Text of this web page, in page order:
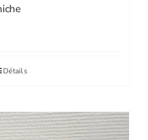
Détails